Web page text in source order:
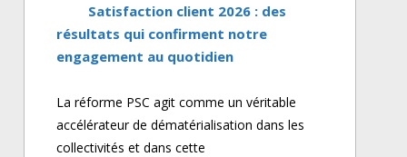
Satisfaction client 2026 : des
résultats qui confirment notre
engagement au quotidien
La réforme PSC agit comme un véritable
accélérateur de dématérialisation dans les
collectivités et dans cette